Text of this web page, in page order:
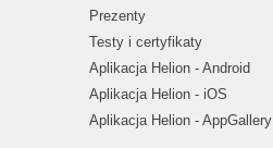
Prezenty
Testy i certyfikaty
Aplikacja Helion - Android
Aplikacja Helion - iOS
Aplikacja Helion - AppGallery